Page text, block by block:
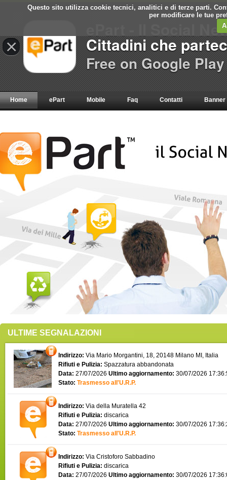
Questo sito utilizza cookie tecnici, analitici e di terze parti.
per modificare le tue
Home ePart Mobile Faq Contatti Banner
ULTIME SEGNALAZIONI
Indirizzo: Via Mario Morgantini, 18, 20148 Milano MI, Italia
Rifiuti e Pulizia: Spazzatura abbandonata
Data: 27/07/2026 Ultimo aggiornamento: 30/07/2026
Stato: Trasmesso all'U.R.P.
Indirizzo: Via della Muratella 42
Rifiuti e Pulizia: discarica
Data: 27/07/2026 Ultimo aggiornamento: 30/07/2026
Stato: Trasmesso all'U.R.P.
Indirizzo: Via Cristoforo Sabbadino
Rifiuti e Pulizia: discarica
Data: 27/07/2026 Ultimo aggiornamento: 30/07/2026
×
ePart - Il Social
Cittadini che
Free on Google Play